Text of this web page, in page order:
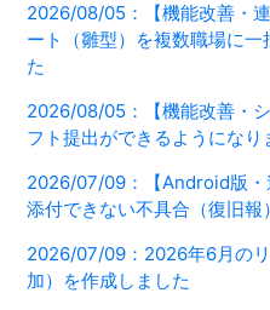
2026/08/05：【機能改善・
ート（雛型）を複数職場に
た
2026/08/05：【機能改善・
フト提出ができるようになり
2026/07/09：【Android版・
添付できない不具合（復旧報）
2026/07/09：2026年6月の
加）を作成しました